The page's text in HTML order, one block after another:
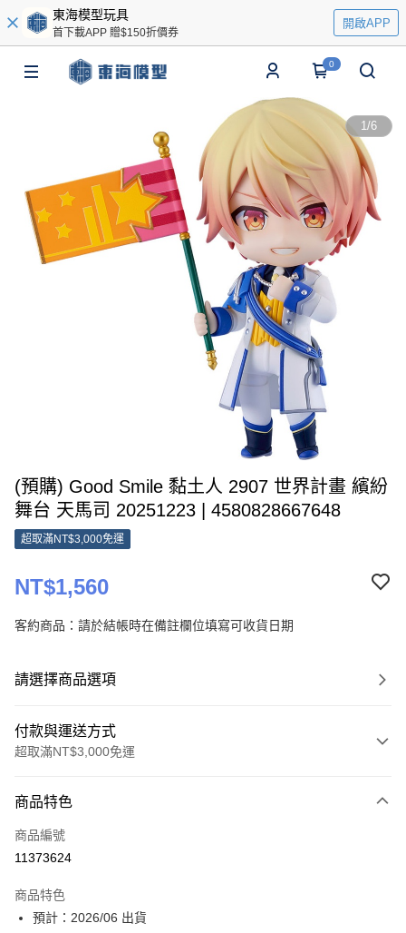
東海模型玩具
首下載APP 贈$150折價券
開啟APP
0
1/6
(預購) Good Smile 黏土人 2907 世界計畫 繽紛
舞台 天馬司 20251223 | 4580828667648
超取滿NT$3,000免運
NT$1,560
客約商品：請於結帳時在備註欄位填寫可收貨日期
請選擇商品選項
付款與運送方式
超取滿NT$3,000免運
信用卡一次付款
超商取貨付款
大哥付你分期
商品特色
商品編號
11373624
商品特色
預計：2026/06 出貨